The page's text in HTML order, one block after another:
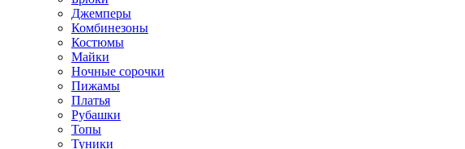
Джемперы
Комбинезоны
Костюмы
Майки
Ночные сорочки
Пижамы
Платья
Рубашки
Топы
Туники